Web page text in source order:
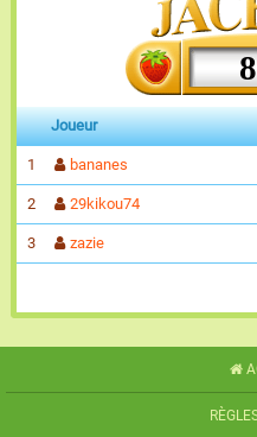
Joueur
1 bananes
2 29kikou74
3 zazie